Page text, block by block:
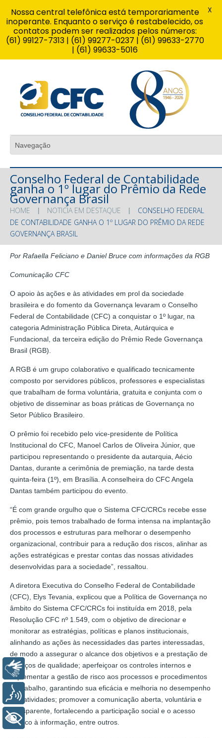
Conselho Federal de Contabilidade
ganha o 1º lugar do Prêmio da Rede
Governança Brasil
HOME NOTICIA EM DESTAQUE
CONSELHO FEDERAL
DE CONTABILIDADE GANHA O 1º LUGAR DO PRÊMIO DA REDE
GOVERNANÇA BRASIL
Por Rafaella Feliciano e Daniel Bruce com informações da RGB
Comunicação CFC
O apoio às ações e às atividades em prol da sociedade
brasileira e do fomento da Governança levaram o Conselho
Federal de Contabilidade (CFC) a conquistar o 1º lugar, na
categoria Administração Pública Direta, Autárquica e
Fundacional, da terceira edição do Prêmio Rede Governança
Brasil (RGB).
A RGB é um grupo colaborativo e qualificado tecnicamente
composto por servidores públicos, professores e especialistas
que trabalham de forma voluntária, gratuita e conjunta com o
objetivo de disseminar as boas práticas de Governança no
Setor Público Brasileiro.
O prêmio foi recebido pelo vice-presidente de Política
Institucional do CFC, Manoel Carlos de Oliveira Júnior, que
participou representando o presidente da autarquia, Aécio
Dantas, durante a cerimônia de premiação, na tarde desta
quinta-feira (1º), em Brasília. A conselheira do CFC Angela
Dantas também participou do evento.
“É com grande orgulho que o Sistema CFC/CRCs recebe esse
prêmio, pois temos trabalhado de forma intensa na implantação
dos processos e estruturas para melhorar o desempenho
organizacional, contribuir para a redução dos riscos, alinhar as
ações estratégicas e prestar contas das nossas atividades
desenvolvidas para a sociedade”, ressaltou.
A diretora Executiva do Conselho Federal de Contabilidade
(CFC), Elys Tevania, explicou que a Política de Governança no
âmbito do Sistema CFC/CRCs foi instituída em 2018, pela
Resolução CFC nº 1.549, com o objetivo de direcionar e
monitorar as estratégias, políticas e planos institucionais,
alinhando as ações às necessidades das partes interessadas,
de modo a assegurar o alcance dos objetivos e a prestação de
serviços de qualidade; aperfeiçoar os controles internos e
implementar a gestão de risco aos processos e procedimentos
de trabalho, garantindo sua eficácia e melhoria no desempenho
das atividades; promover a comunicação aberta, voluntária e
transparente, fortalecendo a participação social e o acesso
público à informação, entre outros.
Nossa central telefônica está temporariamente
inoperante. Enquanto o serviço é restabelecido, os
contatos podem ser realizados pelos números:
(61) 99127-7313 | (61) 99277-0237 | (61) 99633-2770
| (61) 99633-5016
X
Libras
Voz
+ Acessibilidade